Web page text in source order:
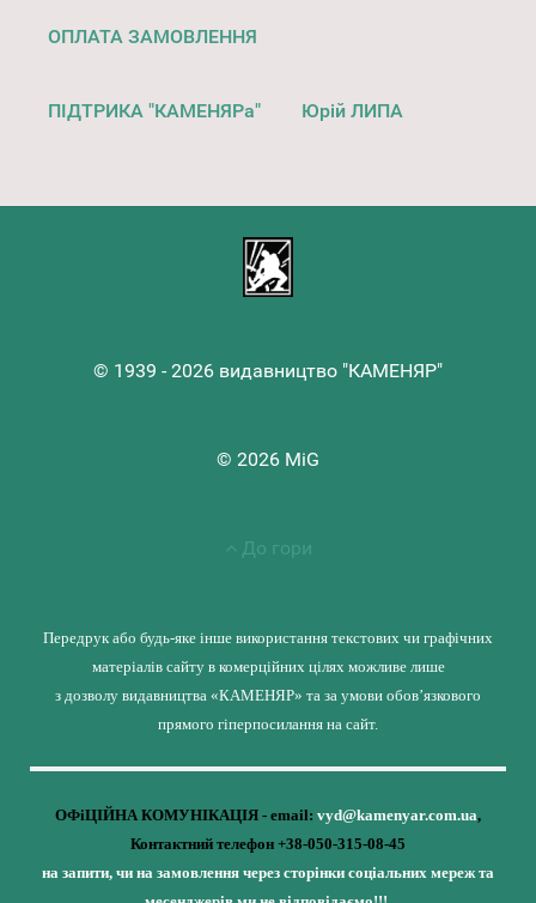
ОПЛАТА ЗАМОВЛЕННЯ
ПІДТРИКА "КАМЕНЯРа" Юрій ЛИПА
© 1939 - 2026 видавництво "КАМЕНЯР"
© 2026 MiG
До гори
Передрук або будь-яке інше використання текстових чи графічних
матеріалів сайту в комерційних цілях можливе лише
з дозволу видавництва «КАМЕНЯР» та за умови обов’язкового
прямого гіперпосилання на сайт.
ОФіЦІЙНА КОМУНІКАЦІЯ - email: vyd@kamenyar.com.ua,
Контактний телефон +38-050-315-08-45
на запити, чи на замовлення через сторінки соціальних мереж та